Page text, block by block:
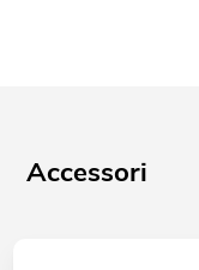
Accessori